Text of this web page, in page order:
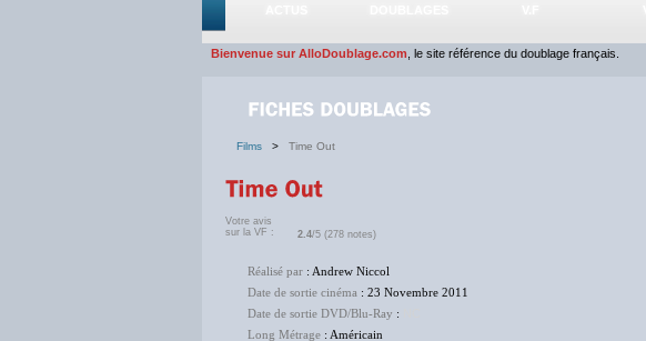
Bienvenue sur AlloDoublage.com , le site référence du doublage français.
Films > Time Out
Votre avis
sur la VF :
2.4/5 (278 notes)
Réalisé par : Andrew Niccol
Date de sortie cinéma : 23 Novembre 2011
Date de sortie DVD/Blu-Ray :
Long Métrage : Américain